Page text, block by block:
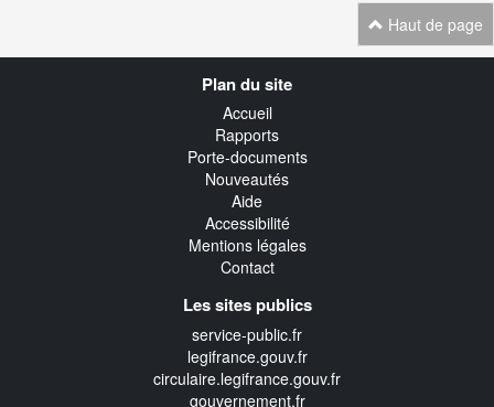
Haut de page
Plan du site
Accueil
Rapports
Porte-documents
Nouveautés
Aide
Accessibilité
Mentions légales
Contact
Les sites publics
service-public.fr
legifrance.gouv.fr
circulaire.legifrance.gouv.fr
gouvernement.fr